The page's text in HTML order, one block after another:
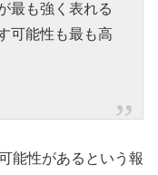
最も強く表れる
可能性も最も高
能性があるという報